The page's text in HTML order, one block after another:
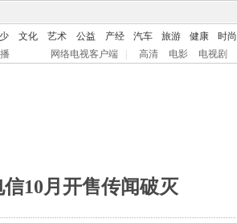
文化 艺术 公益 产经 汽车 旅游 健康 时尚
网络电视客户端 高清 电影 电视剧
10月开售传闻破灭